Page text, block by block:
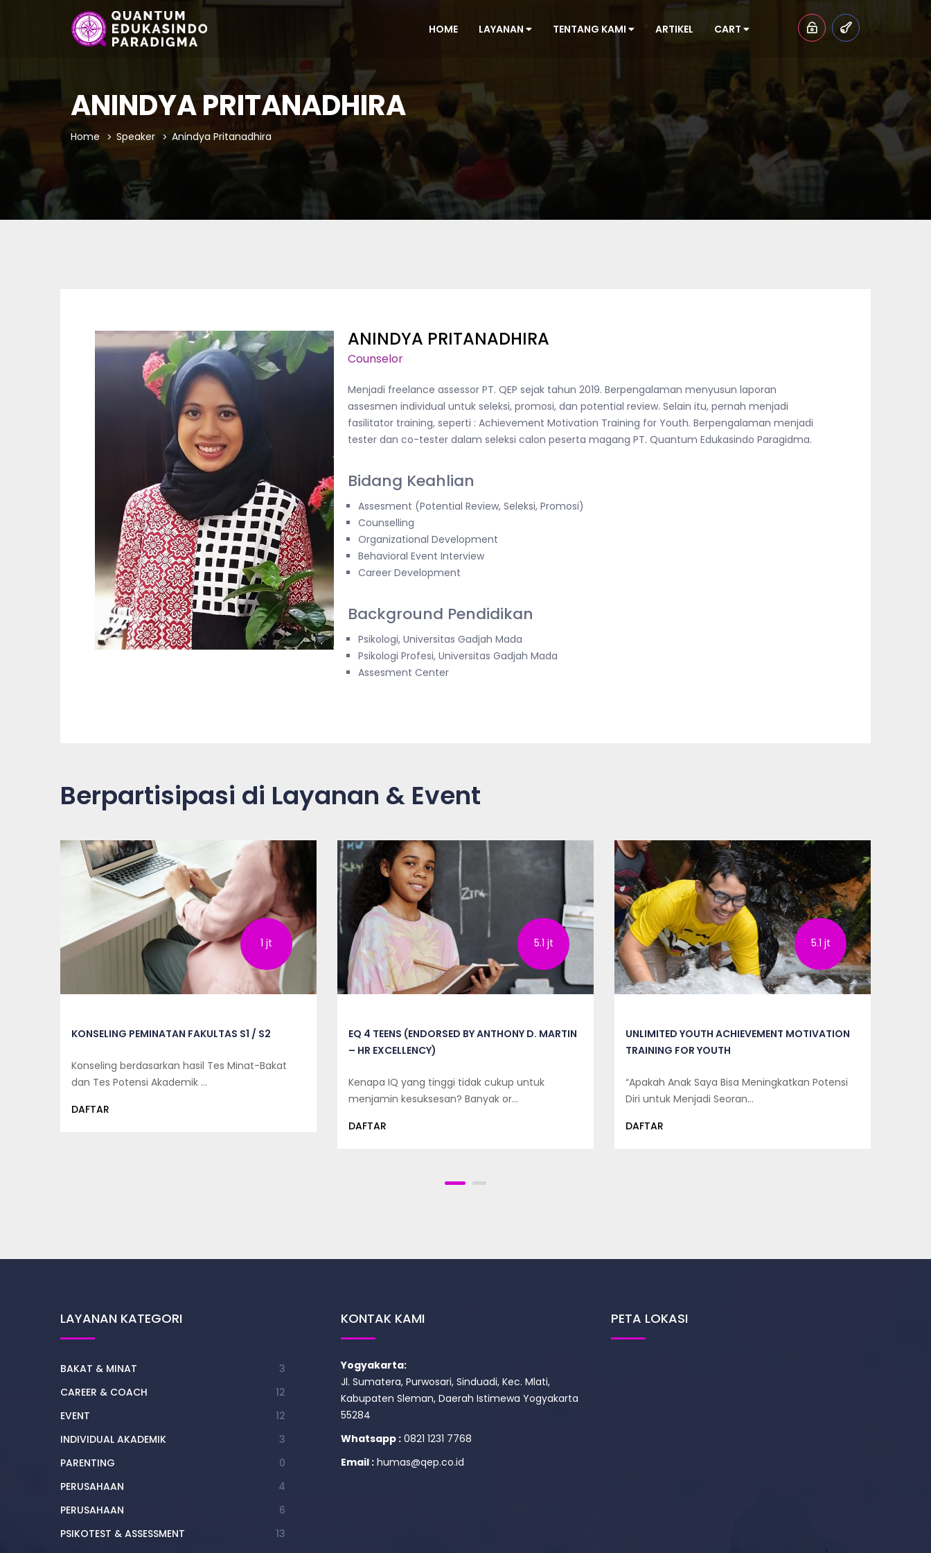
HOME LAYANAN TENTANG KAMI ARTIKEL CART
ANINDYA PRITANADHIRA
Home Speaker Anindya Pritanadhira
ANINDYA PRITANADHIRA
Counselor
Menjadi freelance assessor PT. QEP sejak tahun 2019. Berpengalaman menyusun laporan
assesmen individual untuk seleksi, promosi, dan potential review. Selain itu, pernah menjadi
fasilitator training, seperti : Achievement Motivation Training for Youth. Berpengalaman menjadi
tester dan co-tester dalam seleksi calon peserta magang PT. Quantum Edukasindo Paragidma.
Bidang Keahlian
Assesment (Potential Review, Seleksi, Promosi)
Counselling
Organizational Development
Behavioral Event Interview
Career Development
Background Pendidikan
Psikologi, Universitas Gadjah Mada
Psikologi Profesi, Universitas Gadjah Mada
Assesment Center
Berpartisipasi di Layanan & Event
1 jt
KONSELING PEMINATAN FAKULTAS S1 / S2
Konseling berdasarkan hasil Tes Minat-Bakat
dan Tes Potensi Akademik …
DAFTAR
5.1 jt
EQ 4 TEENS (ENDORSED BY ANTHONY D. MARTIN
– HR EXCELLENCY)
Kenapa IQ yang tinggi tidak cukup untuk
menjamin kesuksesan? Banyak or…
DAFTAR
5.1 jt
UNLIMITED YOUTH ACHIEVEMENT MOTIVATION
TRAINING FOR YOUTH
“Apakah Anak Saya Bisa Meningkatkan Potensi
Diri untuk Menjadi Seoran…
DAFTAR
LAYANAN KATEGORI
BAKAT & MINAT
3
CAREER & COACH
12
EVENT
12
INDIVIDUAL AKADEMIK
3
PARENTING
0
PERUSAHAAN
4
PERUSAHAAN
6
PSIKOTEST & ASSESSMENT
13
KONTAK KAMI
Yogyakarta:
Jl. Sumatera, Purwosari, Sinduadi, Kec. Mlati,
Kabupaten Sleman, Daerah Istimewa Yogyakarta
55284
Whatsapp : 0821 1231 7768
Email : humas@qep.co.id
PETA LOKASI